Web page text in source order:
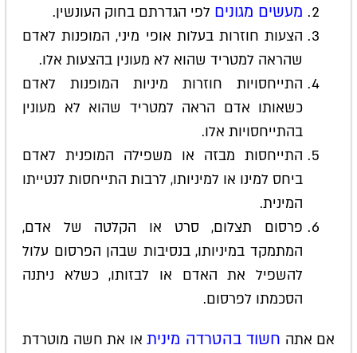
מעשים מגונים לפי הגדרתם בחוק העונשין.
הצעות חוזרות בעלות אופי מיני, המופנות לאדם
שהראה למטריד שהוא לא מעונין בהצעות אלו.
התייחסויות חוזרות מיניות המופנות לאדם
כשאותו אדם הראה למטריד שהוא לא מעונין
בהתייחסויות אלו.
התייחסות מבזה או משפילה המופנית לאדם
ביחס למינו או למיניותו, לרבות התייחסות לנטייתו
המינית.
פרסום תצלום, סרט או הקלטה של אדם,
המתמקד במיניותו, בנסיבות שבהן הפרסום עלול
להשפיל את האדם או לבזותו, כשלא ניתנה
הסכמתו לפרסום.
אם אתה חשוד בהטרדה מינית או את חשה מוטרדת